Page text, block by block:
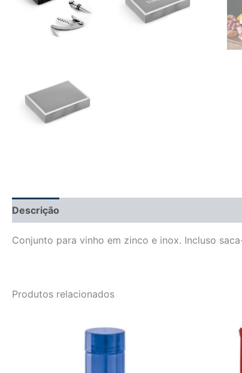
Descrição
Conjunto para vinho em zinco e inox. Incluso
Produtos relacionados